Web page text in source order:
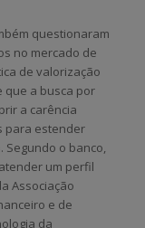
questionaram
no mercado de
de valorização
que a busca por
a carência
para estender
Segundo o banco,
um perfil
Associação
e de
da